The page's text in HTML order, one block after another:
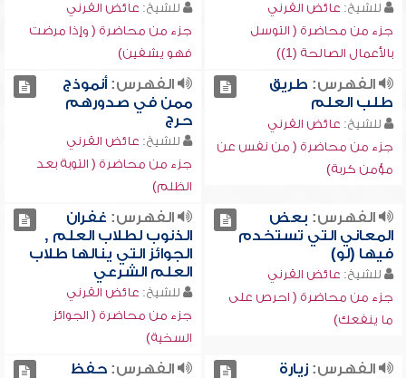
للشيخ: عائض القرني
جزء من محاضرة ( التوسل
بالأعمال الصالحة (1))
للشيخ: عائض القرني
جزء من محاضرة ( وإذا مرضت
فهو يشفين)
الفهرس: طريق
طلب العلم
للشيخ: عائض القرني
جزء من محاضرة ( من نفس عن
مؤمن كربة)
الفهرس:أنموذج
ممن في صدورهم
حرج
للشيخ: عائض القرني
جزء من محاضرة ( التوبة بعد
الظلم)
الفهرس: بعض
المعاني التي تستخدم
فيها (لو)
للشيخ: عائض القرني
جزء من محاضرة ( احرص على
ما ينفعك)
الفهرس: غفران
الذنوب لطلاب العلم ,
الجوائز التي ينالها طلاب
العلم الشرعي
للشيخ: عائض القرني
جزء من محاضرة ( الجوائز
السخية)
الفهرس:زيارة
الفهرس:حفظ